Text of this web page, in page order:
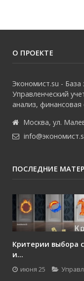
О ПРОЕКТЕ
Экономист.su -
Управленческий
анализ,
Москва, ул.
ПОСЛЕДНИЕ
Критерии выбора
и...
июня 25